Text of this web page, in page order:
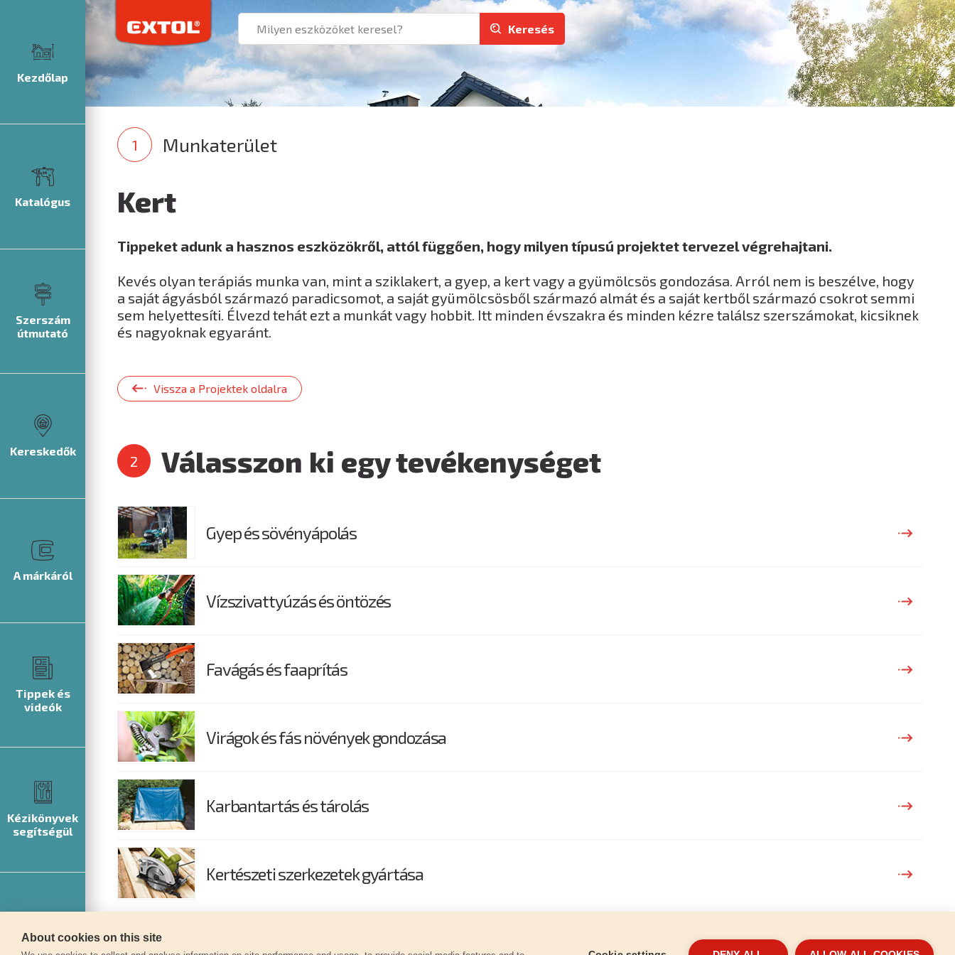
Kezdőlap
Katalógus
Szerszám
útmutató
Kereskedők
A márkáról
Tippek és
videók
Kézikönyvek
segítségül
Szerviz
Keresés
Munkaterület
Kert
Tippeket adunk a hasznos eszközökről, attól függően, hogy milyen típusú projektet tervezel végrehajtani.
Kevés olyan terápiás munka van, mint a sziklakert, a gyep, a kert vagy a gyümölcsös gondozása. Arról nem is beszélve, hogy
a saját ágyásból származó paradicsomot, a saját gyümölcsösből származó almát és a saját kertből származó csokrot semmi
sem helyettesíti. Élvezd tehát ezt a munkát vagy hobbit. Itt minden évszakra és minden kézre találsz szerszámokat, kicsiknek
és nagyoknak egyaránt.
Vissza a Projektek oldalra
Válasszon ki egy tevékenységet
Gyep és sövényápolás
Vízszivattyúzás és öntözés
Favágás és faaprítás
Virágok és fás növények gondozása
Karbantartás és tárolás
Kertészeti szerkezetek gyártása
Panaszkezelési eljárás Jótállási feltételek Személyes adatok védelme Kapcsolat
About cookies on this site